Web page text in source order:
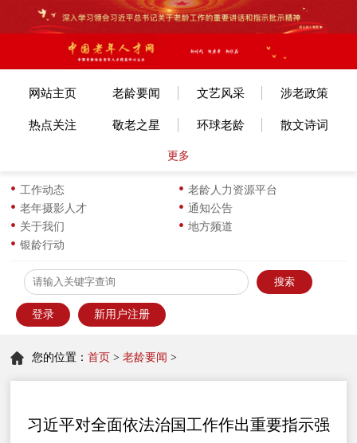
网站主页 老龄要闻 文艺风采 涉老政策
热点关注 敬老之星 环球老龄 散文诗词
各地动态 小说传记
生活新知 服饰服装
为老服务
更多
工作动态
老龄人力资源平台
老年摄影人才
通知公告
关于我们
地方频道
银龄行动
登录 新用户注册
您的位置：首页 >老龄要闻 >
习近平对全面依法治国工作作出重要指示强